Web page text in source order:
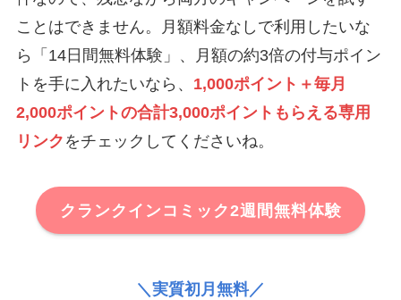
ことはできません。月額料金なしで利用したいな
ら「14日間無料体験」、月額の約3倍の付与ポイン
トを手に入れたいなら、 1,000ポイント＋毎月
2,000ポイントの合計3,000ポイントもらえる専用
リンク をチェックしてくださいね。
クランクインコミック2週間無料体験
＼実質初月無料／